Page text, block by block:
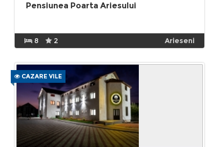
Pensiunea Poarta Ariesului
8 2 Arieseni
CAZARE VILE